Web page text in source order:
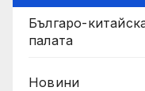
Българо-
палата
Новини